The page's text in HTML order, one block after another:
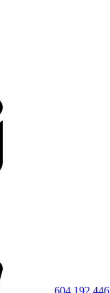
604 192 446